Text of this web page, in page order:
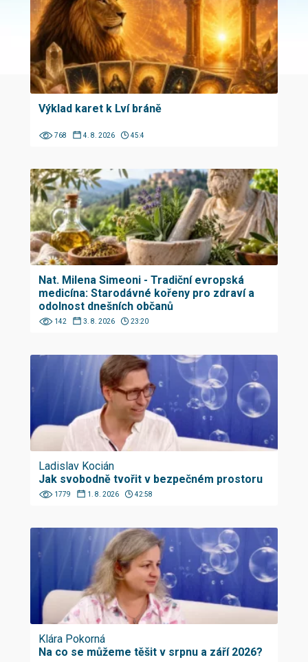
Výklad karet k Lví bráně
768 4. 8. 2026 45:4
Nat. Milena Simeoni - Tradiční evropská
medicína: Starodávné kořeny pro zdraví a
odolnost dnešních občanů
142 3. 8. 2026 23:20
Ladislav Kocián
Jak svobodně tvořit v bezpečném prostoru
1779 1. 8. 2026 42:58
Klára Pokorná
Na co se můžeme těšit v srpnu a září 2026?